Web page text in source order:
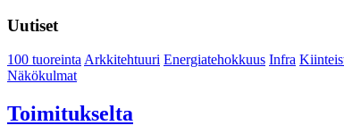
Uutiset
100 tuoreintaArkkitehtuuri Energiatehokkuus Infra
Näkökulmat
Toimitukselta